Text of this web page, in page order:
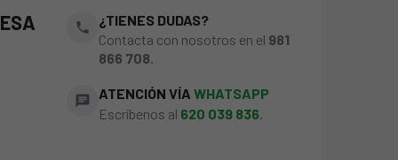
phone
¿TIENES DUDAS?
Contacta con nosotros en el 981
866 708.
chat ATENCIÓN VÍAWHATSAPP
Escríbenos al 620 039 836